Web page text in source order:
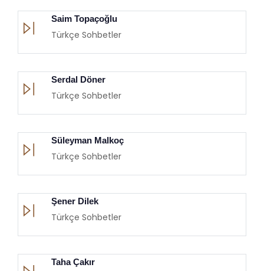
Saim Topaçoğlu
Türkçe Sohbetler
Serdal Döner
Türkçe Sohbetler
Süleyman Malkoç
Türkçe Sohbetler
Şener Dilek
Türkçe Sohbetler
Taha Çakır